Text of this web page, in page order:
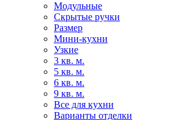
Модульные
Скрытые ручки
Размер
Мини-кухни
Узкие
3 кв. м.
5 кв. м.
6 кв. м.
9 кв. м.
Все для кухни
Варианты отделки